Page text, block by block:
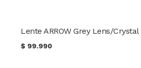
$ 99.990